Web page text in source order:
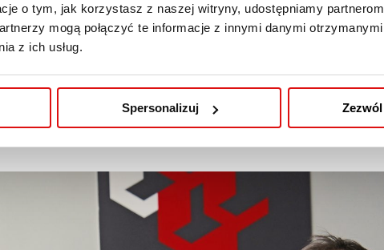
o tym, jak korzystasz z naszej witryny, udostępniamy
mogą połączyć te informacje z innymi danymi
z ich usług.
Spersonalizuj
Wyższej Szkoły Przedsiębiorczości i Administracji
będzie organizować inicjatywy skierowane do uczniów szkół
się na wiosnę w siedzibie WSPA.
Kanclerz WSPA – mgr Jacek Lis, w imieniu Fundacji